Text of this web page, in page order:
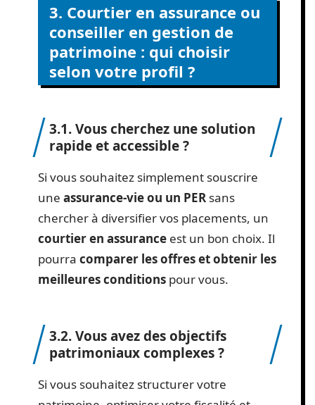
3. Courtier en assurance ou
conseiller en gestion de
patrimoine : qui choisir
selon votre profil ?
3.1. Vous cherchez une solution
rapide et accessible ?
Si vous souhaitez simplement souscrire
une assurance-vie ou un PER sans
chercher à diversifier vos placements, un
courtier en assurance est un bon choix. Il
pourra comparer les offres et obtenir les
meilleures conditions pour vous.
3.2. Vous avez des objectifs
patrimoniaux complexes ?
Si vous souhaitez structurer votre